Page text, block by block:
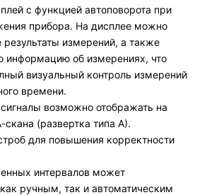
с функцией автоповорота при
прибора. На дисплее можно
результаты измерений, а также
информацию об измерениях, что
визуальный контроль измерений
времени.
возможно отображать на
скана (развертка типа А).
для повышения корректности
интервалов может
ручным, так и автоматическим